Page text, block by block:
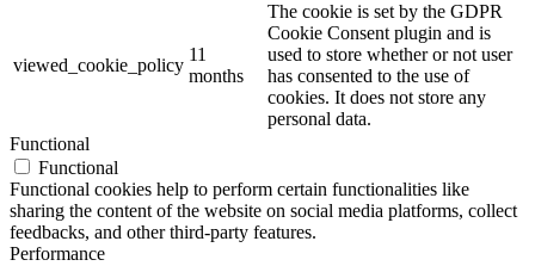
viewed_cookie_policy
11
months
The cookie is set by the GDPR
Cookie Consent plugin and is
used to store whether or not user
has consented to the use of
cookies. It does not store any
personal data.
Functional
Functional
Functional cookies help to perform certain functionalities like
sharing the content of the website on social media platforms, collect
feedbacks, and other third-party features.
Performance